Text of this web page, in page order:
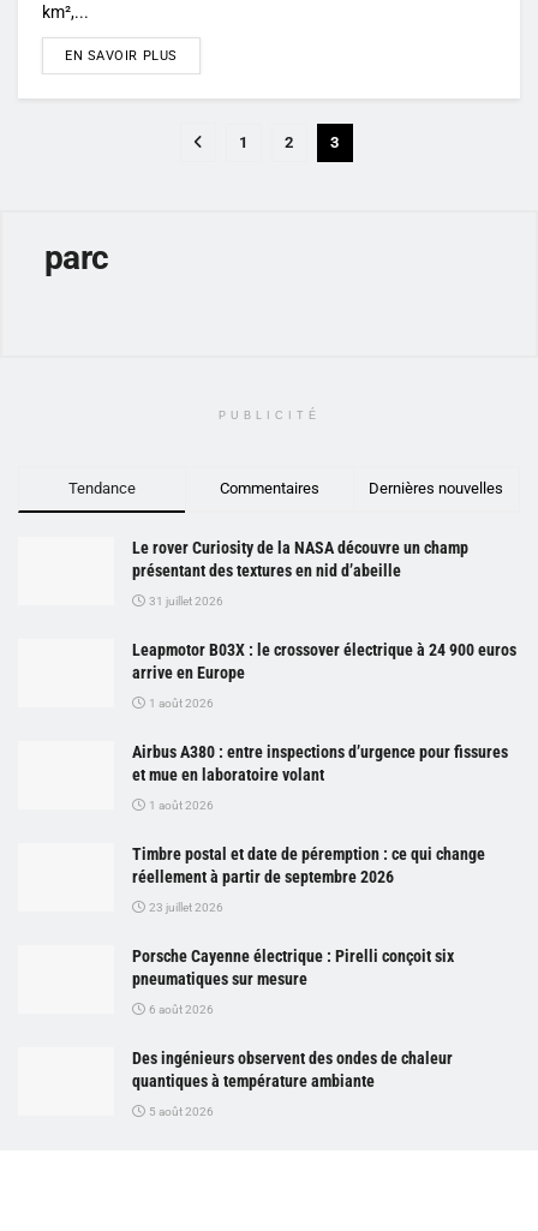
km²,...
EN SAVOIR PLUS
1 2 3
parc
PUBLICITÉ
Tendance Commentaires Dernières nouvelles
Le rover Curiosity de la NASA découvre un champ
présentant des textures en nid d’abeille
31 juillet 2026
Leapmotor B03X : le crossover électrique à 24 900 euros
arrive en Europe
1 août 2026
Airbus A380 : entre inspections d’urgence pour fissures
et mue en laboratoire volant
1 août 2026
Timbre postal et date de péremption : ce qui change
réellement à partir de septembre 2026
23 juillet 2026
Porsche Cayenne électrique : Pirelli conçoit six
pneumatiques sur mesure
6 août 2026
Des ingénieurs observent des ondes de chaleur
quantiques à température ambiante
5 août 2026